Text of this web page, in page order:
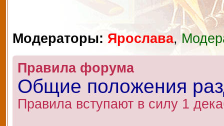
Модераторы: Ярослава,
Правила форума
Общие положения
Правила вступают в силу 1